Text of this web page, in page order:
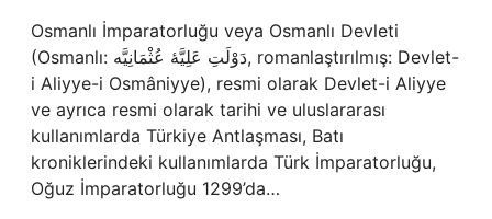
Osmanlı İmparatorluğu veya Osmanlı Devleti
(Osmanlı: دَوْلَتِ عَلِيَّهٔ عُثْمَانِیَّه, romanlaştırılmış: Devlet-
i Aliyye-i Osmâniyye), resmi olarak Devlet-i Aliyye
ve ayrıca resmi olarak tarihi ve uluslararası
kullanımlarda Türkiye Antlaşması, Batı
kroniklerindeki kullanımlarda Türk İmparatorluğu,
Oğuz İmparatorluğu 1299’da…